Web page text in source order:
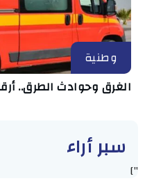
وطنية
الغرق وحوادث الطرق..
سبر أراء
"]